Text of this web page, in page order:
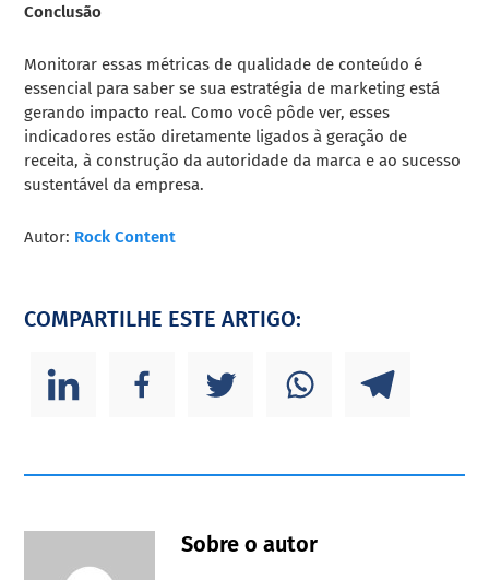
Conclusão
Monitorar essas métricas de qualidade de conteúdo é
essencial para saber se sua estratégia de marketing está
gerando impacto real. Como você pôde ver, esses
indicadores estão diretamente ligados à geração de
receita, à construção da autoridade da marca e ao sucesso
sustentável da empresa.
Autor: Rock Content
COMPARTILHE ESTE ARTIGO:
Sobre o autor